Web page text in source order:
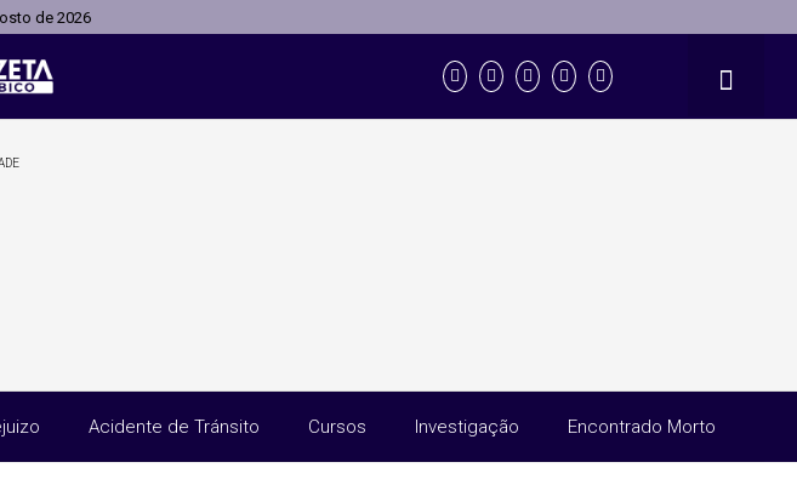
de 2026
Acidente de Tránsito Cursos Investigação Encontrado Morto